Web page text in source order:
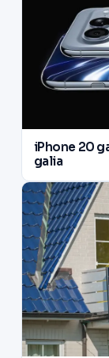
iPhone 20
galia